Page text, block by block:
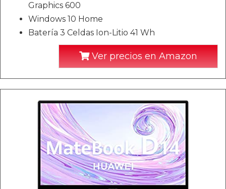
Graphics 600
Windows 10 Home
Batería 3 Celdas Ion-Litio 41 Wh
Ver precios en Amazon